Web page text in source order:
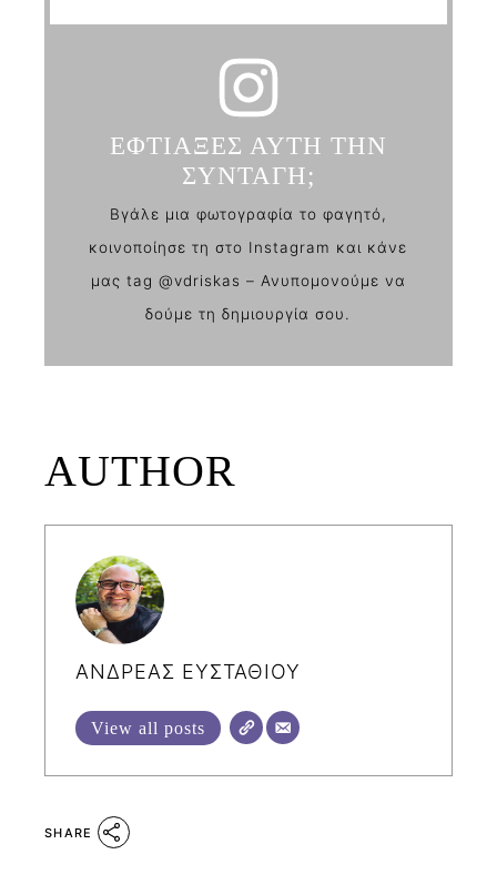
ΕΦΤΙΑΞΕΣ ΑΥΤΗ ΤΗΝ
ΣΥΝΤΑΓΗ;
Βγάλε μια φωτογραφία το φαγητό,
κοινοποίησε τη στο Instagram και κάνε
μας tag @vdriskas – Ανυπομονούμε να
δούμε τη δημιουργία σου.
AUTHOR
ΑΝΔΡΕΑΣ ΕΥΣΤΑΘΙΟΥ
View all posts
SHARE